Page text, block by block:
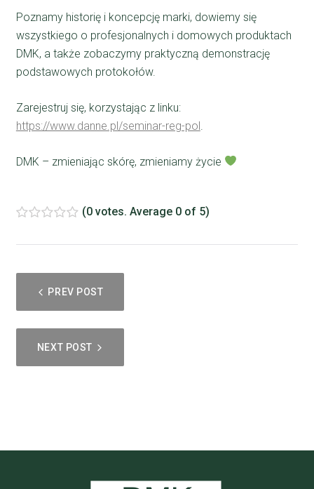
Poznamy historię i koncepcję marki, dowiemy się
wszystkiego o profesjonalnych i domowych produktach
DMK, a także zobaczymy praktyczną demonstrację
podstawowych protokołów.
Zarejestruj się, korzystając z linku:
https://www.danne.pl/seminar-reg-pol
DMK – zmieniając skórę, zmieniamy życie
(0 votes. Average 0of 5)
WPISU
PREV POST
NEXT POST